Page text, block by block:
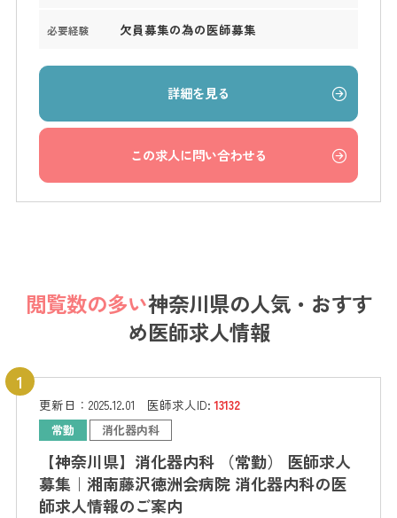
必要経験 欠員募集の為の医師募集
詳細を見る
この求人に問い合わせる
閲覧数の多い神奈川県の人気・おすす
め医師求人情報
更新日： 2025.12.01 医師求人ID:13132
常勤 消化器内科
【神奈川県】消化器内科 （常勤） 医師求人
募集｜湘南藤沢徳洲会病院 消化器内科の医
師求人情報のご案内